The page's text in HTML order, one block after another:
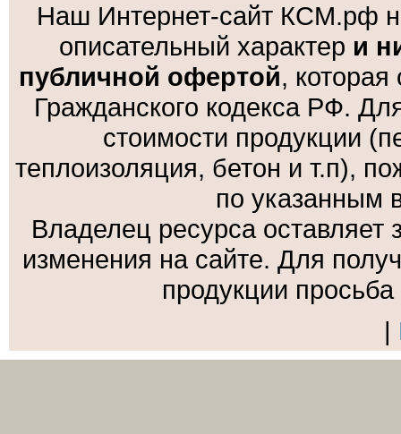
Наш Интернет-сайт КСМ.рф
описательный характер и
публичной офертой,
Гражданского кодекса РФ.
стоимости продукции
теплоизоляция, бетон и т.п),
по указанным
Владелец ресурса
изменения на сайте. Для
продукции
|